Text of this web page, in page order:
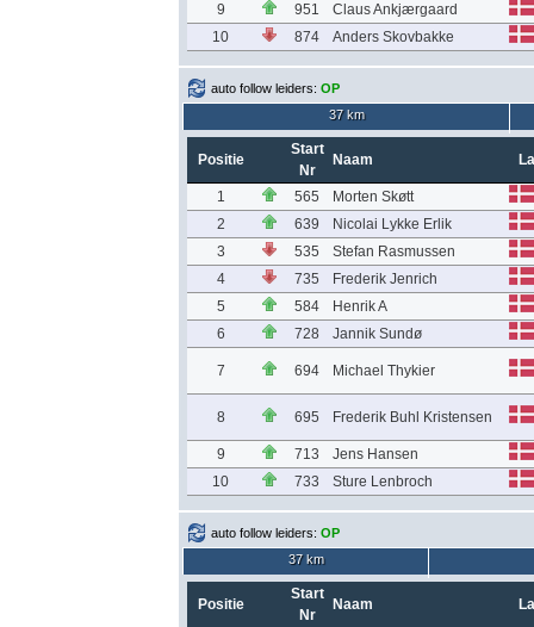
9 951
Claus Ankjærgaard
10
874 Anders Skovbakke
auto follow leiders: OP
37 km
Positie
Start
Nr
Naam
1 565
Morten Skøtt
2
639
Nicolai Lykke Erlik
3
535
Stefan Rasmussen
4
735
Frederik Jenrich
5
584
Henrik A
6
728 Jannik Sundø
7 694 Michael Thykier
8 695 Frederik Buhl Kristensen
9 713
Jens Hansen
10
733 Sture Lenbroch
auto follow leiders: OP
37 km
Positie
Start
Nr
Naam